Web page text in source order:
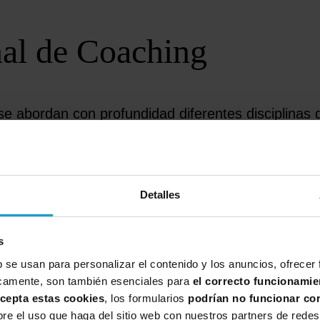
Detalles
usan para personalizar el contenido y los anuncios,
son también esenciales para el correcto
estas cookies, los formularios podrían no funcionar
el uso que haga del sitio web con nuestros partners de
de Coaching
abordan con profundidad diferentes disciplinas
– se aborda el pensamiento
productivas que lleven a la acción.
a través de una experiencia de
, pero con las mismas inquietudes y
se comparte y aprende unos de otros y se
en entorno real, pero cuidado. Durante lo
del coaching, pero donde la otra persona